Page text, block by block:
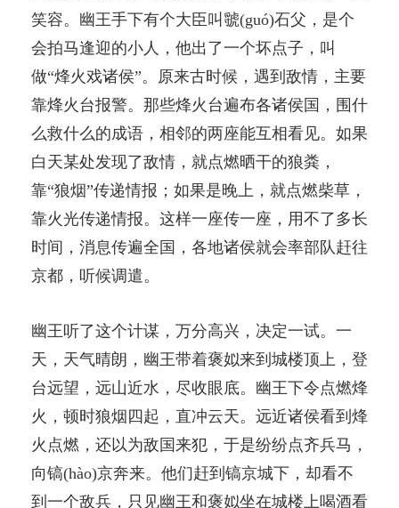
笑容。幽王手下有个大臣叫虢(guó)石父，是个
会拍马逢迎的小人，他出了一个坏点子，叫
做“烽火戏诸侯”。原来古时候，遇到敌情，主要
靠烽火台报警。那些烽火台遍布各诸侯国，围什
么救什么的成语，相邻的两座能互相看见。如果
白天某处发现了敌情，就点燃晒干的狼粪，
靠“狼烟”传递情报；如果是晚上，就点燃柴草，
靠火光传递情报。这样一座传一座，用不了多长
时间，消息传遍全国，各地诸侯就会率部队赶往
京都，听候调遣。
幽王听了这个计谋，万分高兴，决定一试。一
天，天气晴朗，幽王带着褒姒来到城楼顶上，登
台远望，远山近水，尽收眼底。幽王下令点燃烽
火，顿时狼烟四起，直冲云天。远近诸侯看到烽
火点燃，还以为敌国来犯，于是纷纷点齐兵马，
向镐(hào)京奔来。他们赶到镐京城下，却看不
到一个敌兵，只见幽王和褒姒坐在城楼上喝酒看